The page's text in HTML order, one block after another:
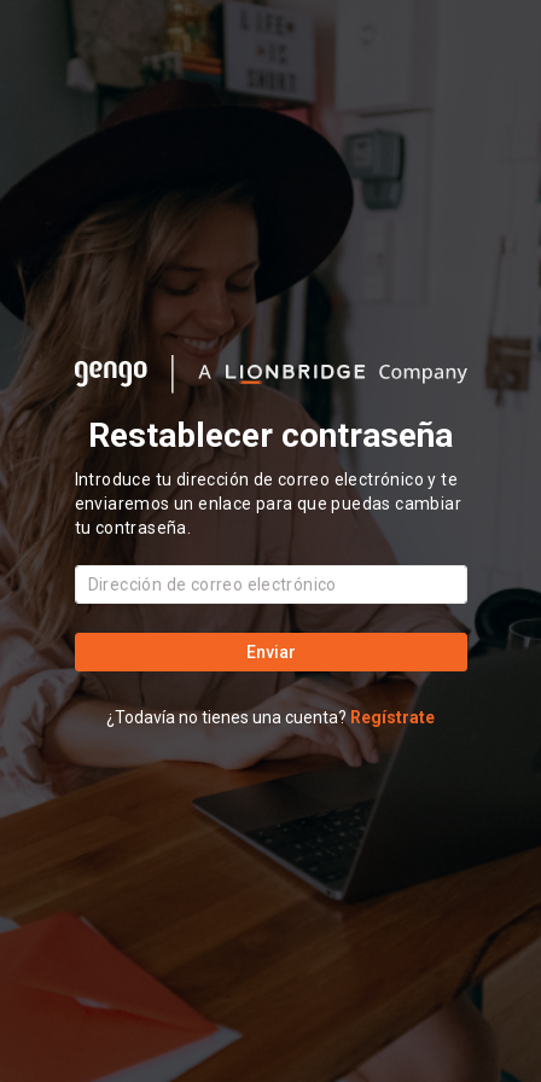
Restablecer contraseña
Introduce tu dirección de correo electrónico y te
enviaremos un enlace para que puedas cambiar
tu contraseña.
Enviar
¿Todavía no tienes una cuenta? Regístrate